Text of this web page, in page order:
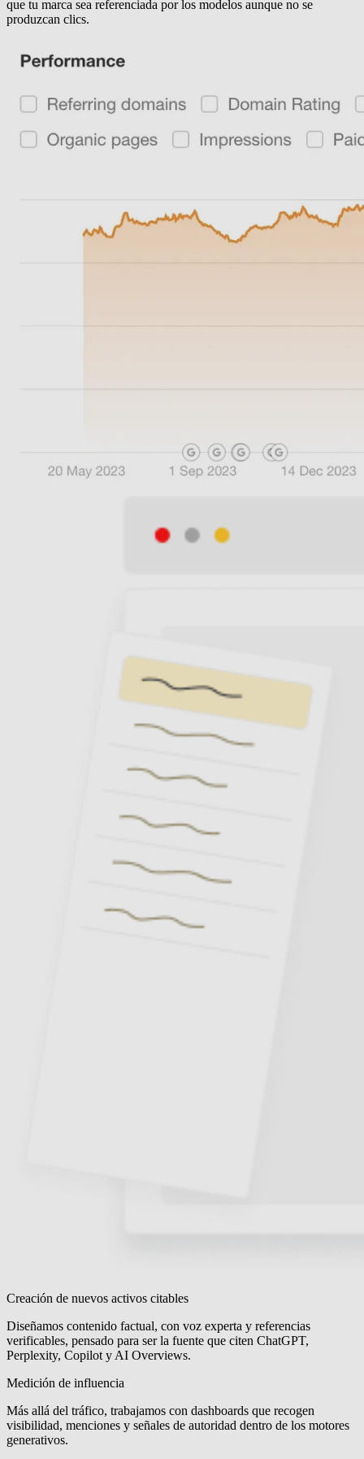
que tu marca sea referenciada por los modelos aunque no se
produzcan clics.
Creación de nuevos activos citables
Diseñamos contenido factual, con voz experta y referencias
verificables, pensado para ser la fuente que citen ChatGPT,
Perplexity, Copilot y AI Overviews.
Medición de influencia
Más allá del tráfico, trabajamos con dashboards que recogen
visibilidad, menciones y señales de autoridad dentro de los motores
generativos.